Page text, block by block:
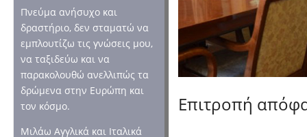
Πνεύμα ανήσυχο και
δραστήριο, δεν σταματώ να
εμπλουτίζω τις γνώσεις μου,
να ταξιδεύω και να
παρακολουθώ ανελλιπώς τα
δρώμενα στην Ευρώπη και
τον κόσμο.
Μιλάω Αγγλικά και Ιταλικά
Επιτροπή